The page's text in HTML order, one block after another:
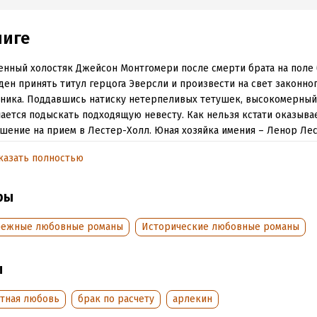
холостяк Джейсон Монтгомери после смерти брата на поле
принять титул герцога Эверсли и произвести на свет
Поддавшись натиску нетерпеливых тетушек,
подыскать подходящую невесту. Как нельзя кстати
на прием в Лестер-Холл. Юная хозяйка имения – Ленор
из высокородного семейства. Идеальная партия для
для будущей герцогини добродетелей вызывает у нее
Нахлынувшая страсть бросает их в объятия друг друга,
жаркий огонь растопить лед недоверия и заставить влюбленных
чувствах?..
1 января 1994
ISBN (EAN):
полностью
любовные романы Исторические любовные романы
любовь брак по расчету арлекин